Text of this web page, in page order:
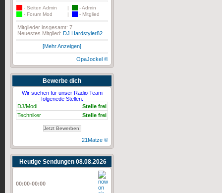
- Seiten Admin |
- Admin
- Forum Mod
| - Mitglied
Mitglieder insgesamt: 7
Neuestes Mitglied: DJ Hardstyler82
[Mehr Anzeigen]
OpaJockel ©
Bewerbe dich
Wir suchen für unser Radio Team
folgenede Stellen.
DJ/Modi
Stelle frei
Techniker
Stelle frei
Jetzt Bewerben!
21Matze ©
Heutige Sendungen 08.08.2026
00:00-00:00